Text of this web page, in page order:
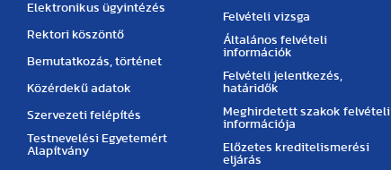
Elektronikus ügyintézés
Rektori köszöntő
Bemutatkozás, történet
Közérdekű adatok
Szervezeti felépítés
Testnevelési Egyetemért
Alapítvány
Felvételi vizsga
Általános felvételi
információk
Felvételi jelentkezés,
határidők
Meghirdetett szakok felvételi
információja
Előzetes kreditelismerési
eljárás